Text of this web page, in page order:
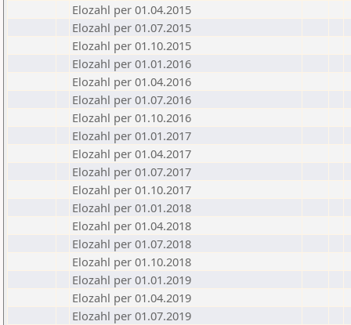
Elozahl per 01.04.2015
Elozahl per 01.07.2015
Elozahl per 01.10.2015
Elozahl per 01.01.2016
Elozahl per 01.04.2016
Elozahl per 01.07.2016
Elozahl per 01.10.2016
Elozahl per 01.01.2017
Elozahl per 01.04.2017
Elozahl per 01.07.2017
Elozahl per 01.10.2017
Elozahl per 01.01.2018
Elozahl per 01.04.2018
Elozahl per 01.07.2018
Elozahl per 01.10.2018
Elozahl per 01.01.2019
Elozahl per 01.04.2019
Elozahl per 01.07.2019